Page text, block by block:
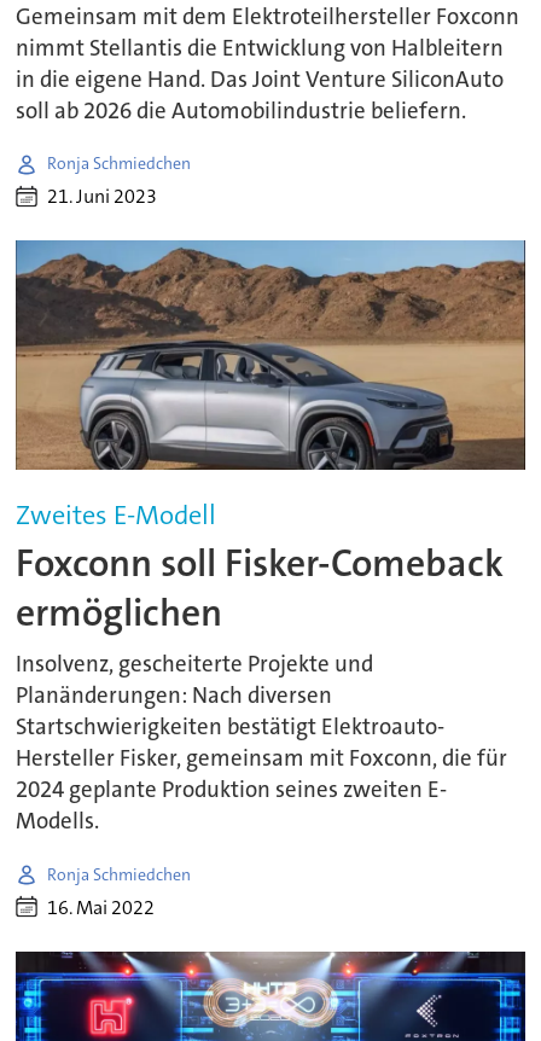
Gemeinsam mit dem Elektroteilhersteller Foxconn
nimmt Stellantis die Entwicklung von Halbleitern
in die eigene Hand. Das Joint Venture SiliconAuto
soll ab 2026 die Automobilindustrie beliefern.
Ronja Schmiedchen
21. Juni 2023
Zweites E-Modell
Foxconn soll Fisker-Comeback
ermöglichen
Insolvenz, gescheiterte Projekte und
Planänderungen: Nach diversen
Startschwierigkeiten bestätigt Elektroauto-
Hersteller Fisker, gemeinsam mit Foxconn, die für
2024 geplante Produktion seines zweiten E-
Modells.
Ronja Schmiedchen
16. Mai 2022